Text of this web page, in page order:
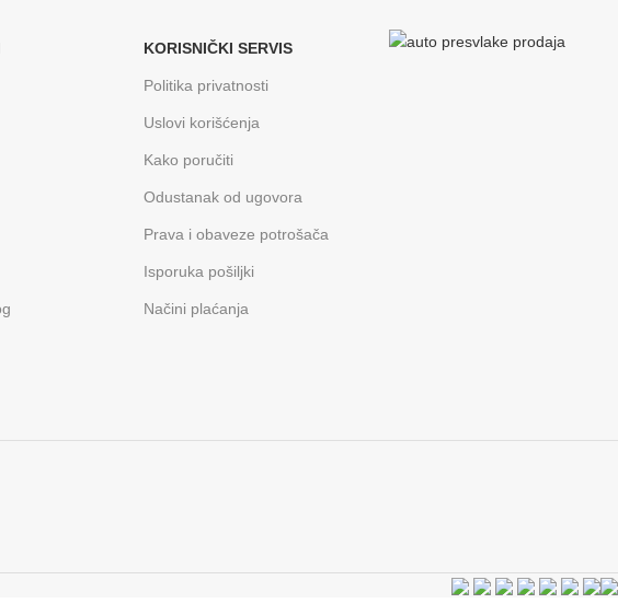
KORISNIČKI SERVIS
Politika privatnosti
Uslovi korišćenja
Kako poručiti
Odustanak od ugovora
Prava i obaveze potrošača
Isporuka pošiljki
Načini plaćanja